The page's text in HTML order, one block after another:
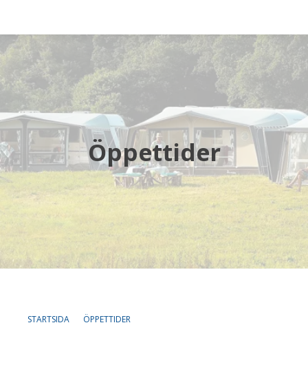
Startsida
Husvagnar
Butik
Verkstad
Öppettider
Öppettider
STARTSIDA ÖPPETTIDER